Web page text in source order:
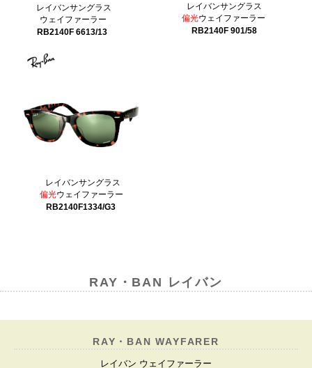
レイバンサングラス
ウェイファーラー
RB2140F 6613/13
レイバンサングラス
偏光ウェイファーラー
RB2140F 901/58
レイバンサングラス
偏光ウェイファーラー
RB2140F1334/G3
RAY・BAN レイバン
RAY・BAN WAYFARER
レイバン ウェイファーラー